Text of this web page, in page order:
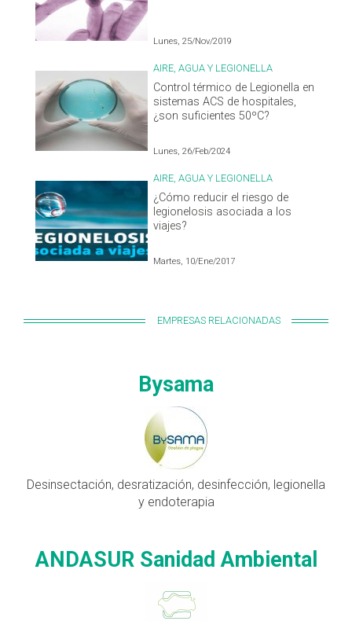
Lunes, 25/Nov/2019
AIRE, AGUA Y LEGIONELLA
Control térmico de Legionella en
sistemas ACS de hospitales,
¿son suficientes 50ºC?
Lunes, 26/Feb/2024
AIRE, AGUA Y LEGIONELLA
¿Cómo reducir el riesgo de
legionelosis asociada a los
viajes?
Martes, 10/Ene/2017
EMPRESAS RELACIONADAS
Bysama
Desinsectación, desratización, desinfección, legionella
y endoterapia
ANDASUR Sanidad Ambiental